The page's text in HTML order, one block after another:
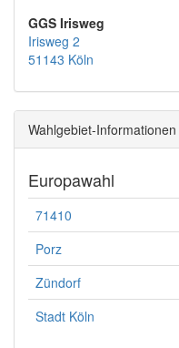
GGS Irisweg
Irisweg 2
51143 Köln
Wahlgebiet-Informationen
Europawahl
71410
Porz
Zündorf
Stadt Köln